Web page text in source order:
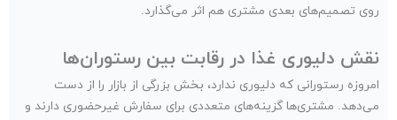
روی تصمیم‌های بعدی مشتری هم اثر می‌گذارد.
نقش دلیوری غذا در رقابت بین رستوران‌ها
امروزه رستورانی که دلیوری ندارد، بخش بزرگی از بازار را از دست
می‌دهد. مشتری‌ها گزینه‌های متعددی برای سفارش غیرحضوری دارند و